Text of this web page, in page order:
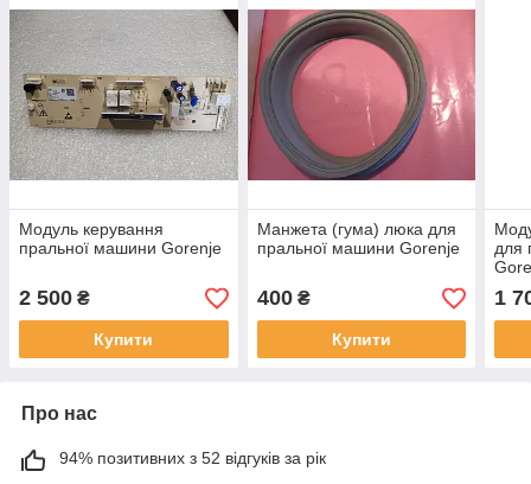
Модуль керування
пральної машини Gorenje
2 500 ₴
Купити
Манжета (гума) люка для
пральної машини Gorenje
400₴
Купити
для
1
Про нас
94% позитивних з 52 відгуків за рік